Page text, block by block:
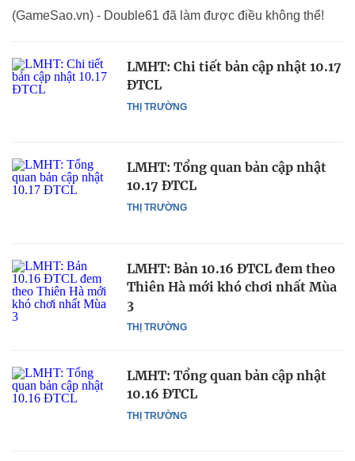
(GameSao.vn) - Double61 đã làm được điều không thể!
THỊ TRƯỜNG
LMHT: Chi tiết bản cập nhật 10.17
ĐTCL
THỊ TRƯỜNG
LMHT: Tổng quan bản cập nhật
10.17 ĐTCL
THỊ TRƯỜNG
LMHT: Bản 10.16 ĐTCL đem theo
Thiên Hà mới khó chơi nhất Mùa
3
THỊ TRƯỜNG
LMHT: Tổng quan bản cập nhật
10.16 ĐTCL